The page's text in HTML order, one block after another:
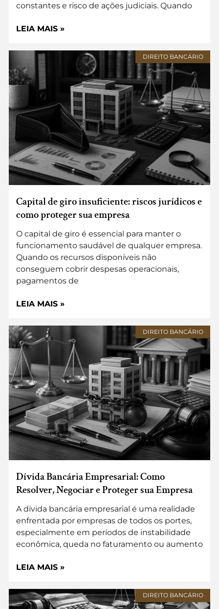
constantes e risco de ações judiciais. Quando
LEIA MAIS »
DIREITO BANCÁRIO
Capital de giro insuficiente: riscos jurídicos e
como proteger sua empresa
O capital de giro é essencial para manter o
funcionamento saudável de qualquer empresa.
Quando os recursos disponíveis não
conseguem cobrir despesas operacionais,
pagamentos de
LEIA MAIS »
DIREITO BANCÁRIO
Dívida Bancária Empresarial: Como
Resolver, Negociar e Proteger sua Empresa
A dívida bancária empresarial é uma realidade
enfrentada por empresas de todos os portes,
especialmente em períodos de instabilidade
econômica, queda no faturamento ou aumento
LEIA MAIS »
DIREITO BANCÁRIO